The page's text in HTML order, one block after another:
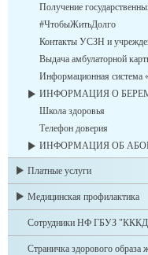
Получение
#ЧтобыЖитьДолго
Контакты УСЗН и
Выдача амбулаторной
Информационная система
ИНФОРМАЦИЯ О
Школа здоровья
Телефон доверия
ИНФОРМАЦИЯ ОБ
Платные услуги
Медицинская профилактика
Сотрудники НФ ГБУЗ
Страничка здорового образа